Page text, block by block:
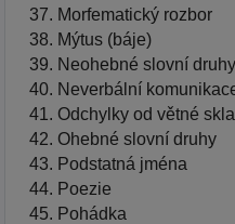
Morfematický rozbor
Mýtus (báje)
Neohebné slovní druhy
Neverbální
Odchylky od větné
Ohebné slovní druhy
Podstatná jména
Poezie
Pohádka